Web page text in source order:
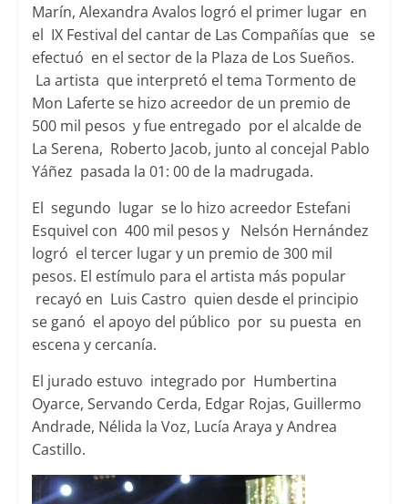
Marín, Alexandra Avalos logró el primer lugar en
el IX Festival del cantar de Las Compañías que se
efectuó en el sector de la Plaza de Los Sueños.
La artista que interpretó el tema Tormento de
Mon Laferte se hizo acreedor de un premio de
500 mil pesos y fue entregado por el alcalde de
La Serena, Roberto Jacob, junto al concejal Pablo
Yáñez pasada la 01: 00 de la madrugada.
El segundo lugar se lo hizo acreedor Estefani
Esquivel con 400 mil pesos y Nelsón Hernández
logró el tercer lugar y un premio de 300 mil
pesos. El estímulo para el artista más popular
recayó en Luis Castro quien desde el principio
se ganó el apoyo del público por su puesta en
escena y cercanía.
El jurado estuvo integrado por Humbertina
Oyarce, Servando Cerda, Edgar Rojas, Guillermo
Andrade, Nélida la Voz, Lucía Araya y Andrea
Castillo.